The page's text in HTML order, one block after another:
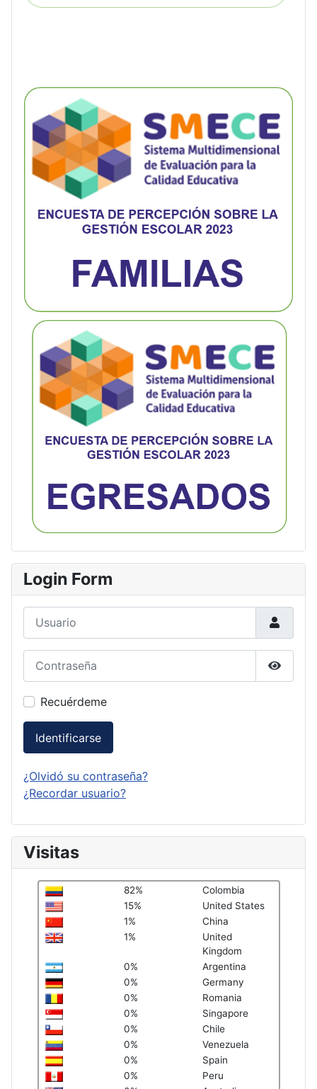
Login Form
Recuérdeme
Identificarse
¿Olvidó su contraseña?
¿Recordar usuario?
Visitas
82%
Colombia
15%
United States
1%
China
1%
United
Kingdom
0%
Argentina
0%
Germany
0%
Romania
0%
Singapore
0%
Chile
0%
Venezuela
0%
Spain
0%
Peru